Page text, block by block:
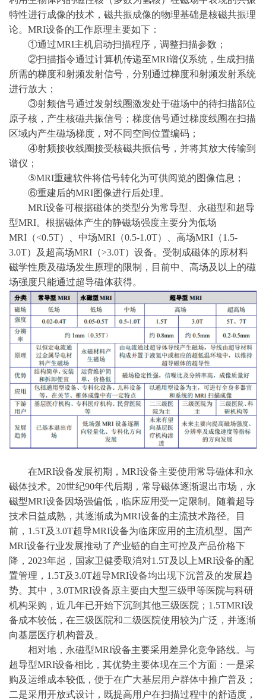
特性进行成像的技术，磁共振成像的物理基础是核磁共振理
论。MRI设备的工作原理主要如下：
①通过MRI主机启动扫描程序，调整扫描参数；
②扫描指令通过计算机传递至MRI谱仪系统，生成扫描
所需的梯度和射频发射信号，分别通过梯度和射频发射系统
进行放大；
③射频信号通过发射线圈激发处于磁场中的待扫描部位
原子核，产生核磁共振信号；梯度信号通过梯度线圈在扫描
区域内产生磁场梯度，对不同空间位置编码；
④射频接收线圈接受核磁共振信号，并将其放大传输到
谱仪；
⑤MRI重建软件将信号转化为可供阅览的图像信息；
⑥重建后的MRI图像进行后处理。
MRI设备可根据磁体的类型分为常导型、永磁型和超导
型MRI。根据磁体产生的静磁场强度主要分为低场
MRI（<0.5T）、中场MRI（0.5-1.0T）、高场MRI（1.5-
3.0T）及超高场MRI（>3.0T）设备。受制成磁体的原材料
磁学性质及磁场发生原理的限制，目前中、高场及以上的磁
场强度只能通过超导磁体获得。
在MRI设备发展初期，MRI设备主要使用常导磁体和永
磁体技术。20世纪90年代后期，常导磁体逐渐退出市场，永
磁型MRI设备因场强偏低，临床应用受一定限制。随着超导
技术日益成熟，其逐渐成为MRI设备的主流技术路径。目
前，1.5T及3.0T超导MRI设备为临床应用的主流机型。国产
MRI设备行业发展推动了产业链的自主可控及产品价格下
降，2023年起，国家卫健委取消对1.5T及以上MRI设备的配
置管理，1.5T及3.0T超导MRI设备均出现下沉普及的发展趋
势。其中，3.0TMRI设备原主要由大型三级甲等医院与科研
机构采购，近几年已开始下沉到其他三级医院；1.5TMRI设
备成本较低，在三级医院和二级医院使用较为广泛，并逐渐
向基层医疗机构普及。
相对地，永磁型MRI设备主要采用差异化竞争路线。与
超导型MRI设备相比，其优势主要体现在三个方面：一是采
购及运维成本较低，便于在广大基层用户群体中推广普及；
二是采用开放式设计，既提高用户在扫描过程中的舒适度，